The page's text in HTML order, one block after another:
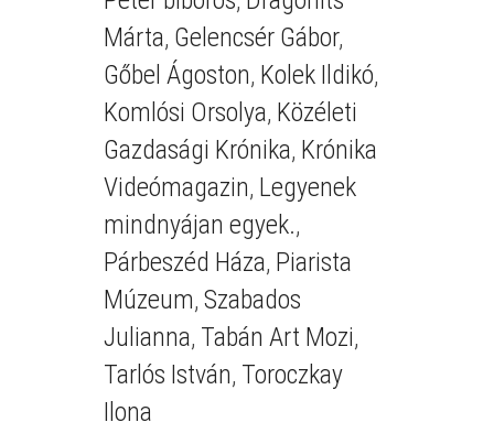
Márta, Gelencsér Gábor,
Gőbel Ágoston, Kolek Ildikó,
Komlósi Orsolya, Közéleti
Gazdasági Krónika, Krónika
Videómagazin, Legyenek
mindnyájan egyek.,
Párbeszéd Háza, Piarista
Múzeum, Szabados
Julianna, Tabán Art Mozi,
Tarlós István, Toroczkay
Ilona